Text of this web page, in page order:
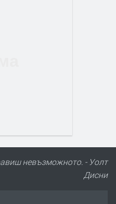
невъзможното. - Уолт
Дисни